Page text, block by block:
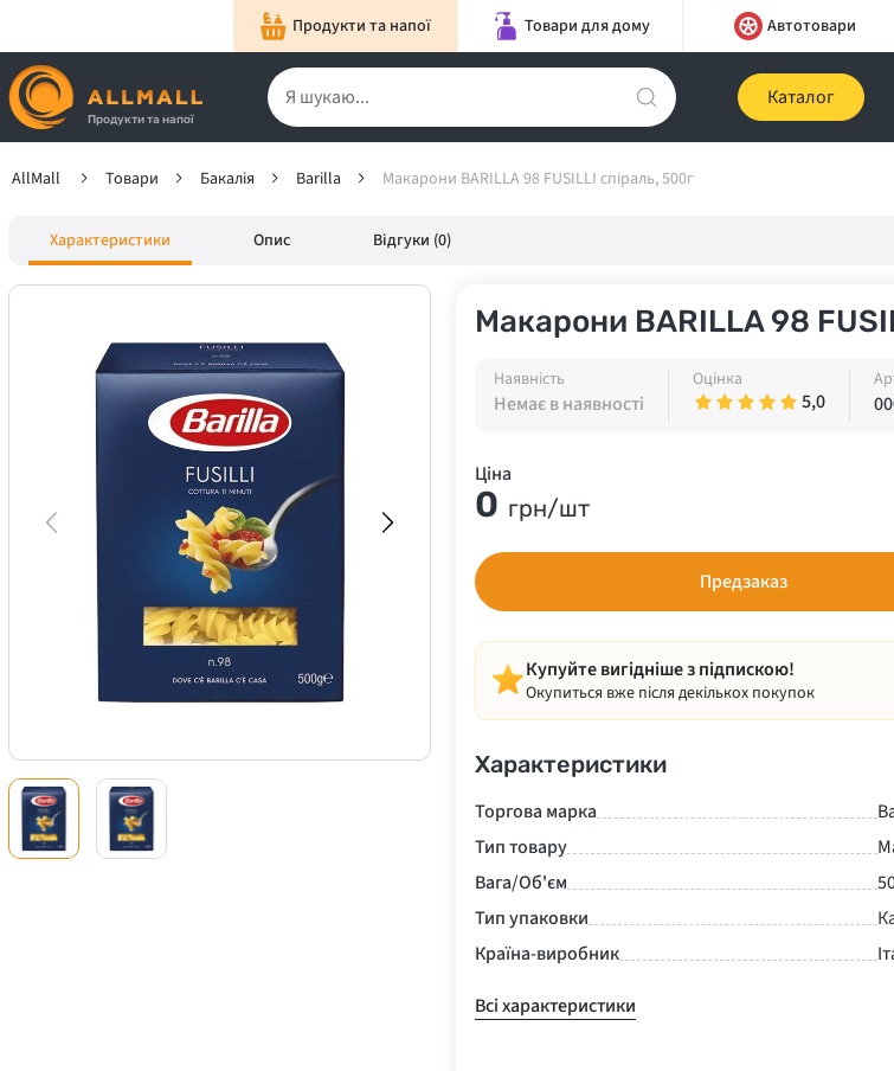
Продукти та напої Товари для дому Автотовари
Продукти та напої
Каталог
AllMall Товари Бакалія Barilla Макарони BARILLA 98 FUSILLI спіраль, 500г
Характеристики Опис Відгуки (0)
Макарони BARILLA 98
Наявність
Немає в наявності
Оцінка
5,0
Ціна
0 грн/шт
Предзаказ
Купуйте вигідніше з підпискою!
Окупиться вже після декількох покупок
Характеристики
Торгова марка
Тип товару
Вага/Об'єм
Тип упаковки
Країна-виробник
Всі характеристики